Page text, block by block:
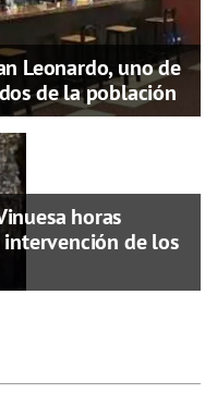
Leonardo, uno de
de la población
horas
intervención de los